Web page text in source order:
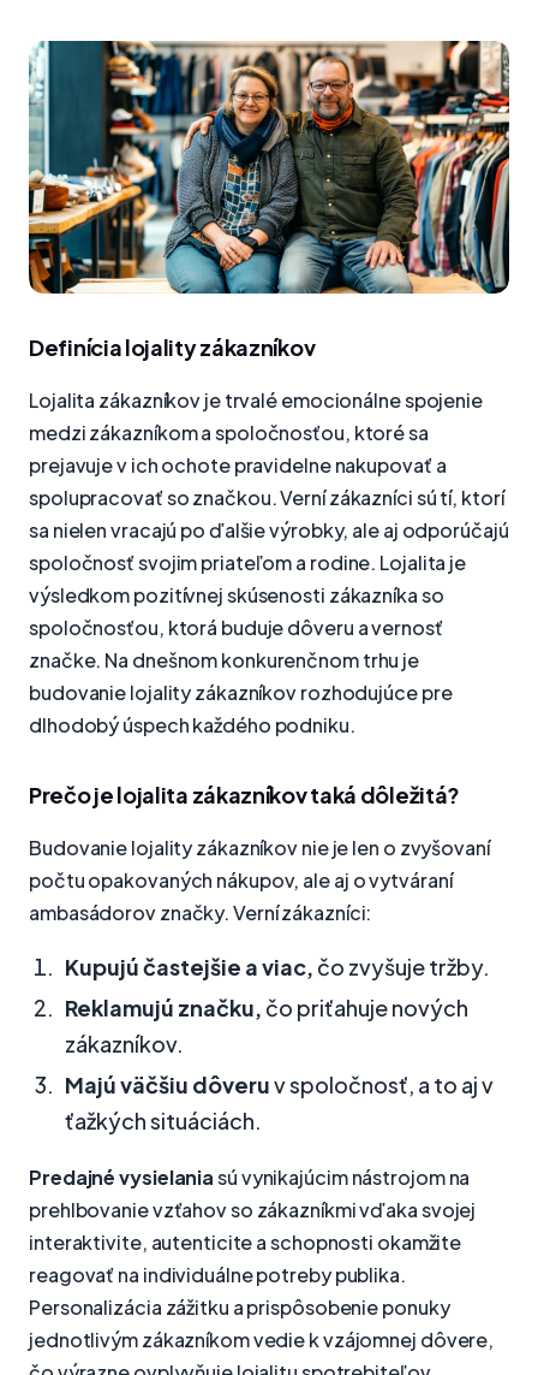
Definícia lojality zákazníkov
Lojalita zákazníkov je trvalé emocionálne spojenie
medzi zákazníkom a spoločnosťou, ktoré sa
prejavuje v ich ochote pravidelne nakupovať a
spolupracovať so značkou. Verní zákazníci sú tí, ktorí
sa nielen vracajú po ďalšie výrobky, ale aj odporúčajú
spoločnosť svojim priateľom a rodine. Lojalita je
výsledkom pozitívnej skúsenosti zákazníka so
spoločnosťou, ktorá buduje dôveru a vernosť
značke. Na dnešnom konkurenčnom trhu je
budovanie lojality zákazníkov rozhodujúce pre
dlhodobý úspech každého podniku.
Prečo je lojalita zákazníkov taká dôležitá?
Budovanie lojality zákazníkov nie je len o zvyšovaní
počtu opakovaných nákupov, ale aj o vytváraní
ambasádorov značky. Verní zákazníci:
Kupujú častejšie a viac, čo zvyšuje tržby.
Reklamujú značku, čo priťahuje nových
zákazníkov.
Majú väčšiu dôveruv spoločnosť, a to aj v
ťažkých situáciách.
Predajné vysielaniasú vynikajúcim nástrojom na
prehlbovanie vzťahov so zákazníkmi vďaka svojej
interaktivite, autenticite a schopnosti okamžite
reagovať na individuálne potreby publika.
Personalizácia zážitku a prispôsobenie ponuky
jednotlivým zákazníkom vedie k vzájomnej dôvere,